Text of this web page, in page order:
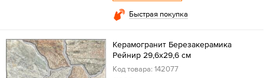
Быстрая покупка
Керамогранит Березакерамика
Рейнир 29,6х29,6 см
Код товара: 142077